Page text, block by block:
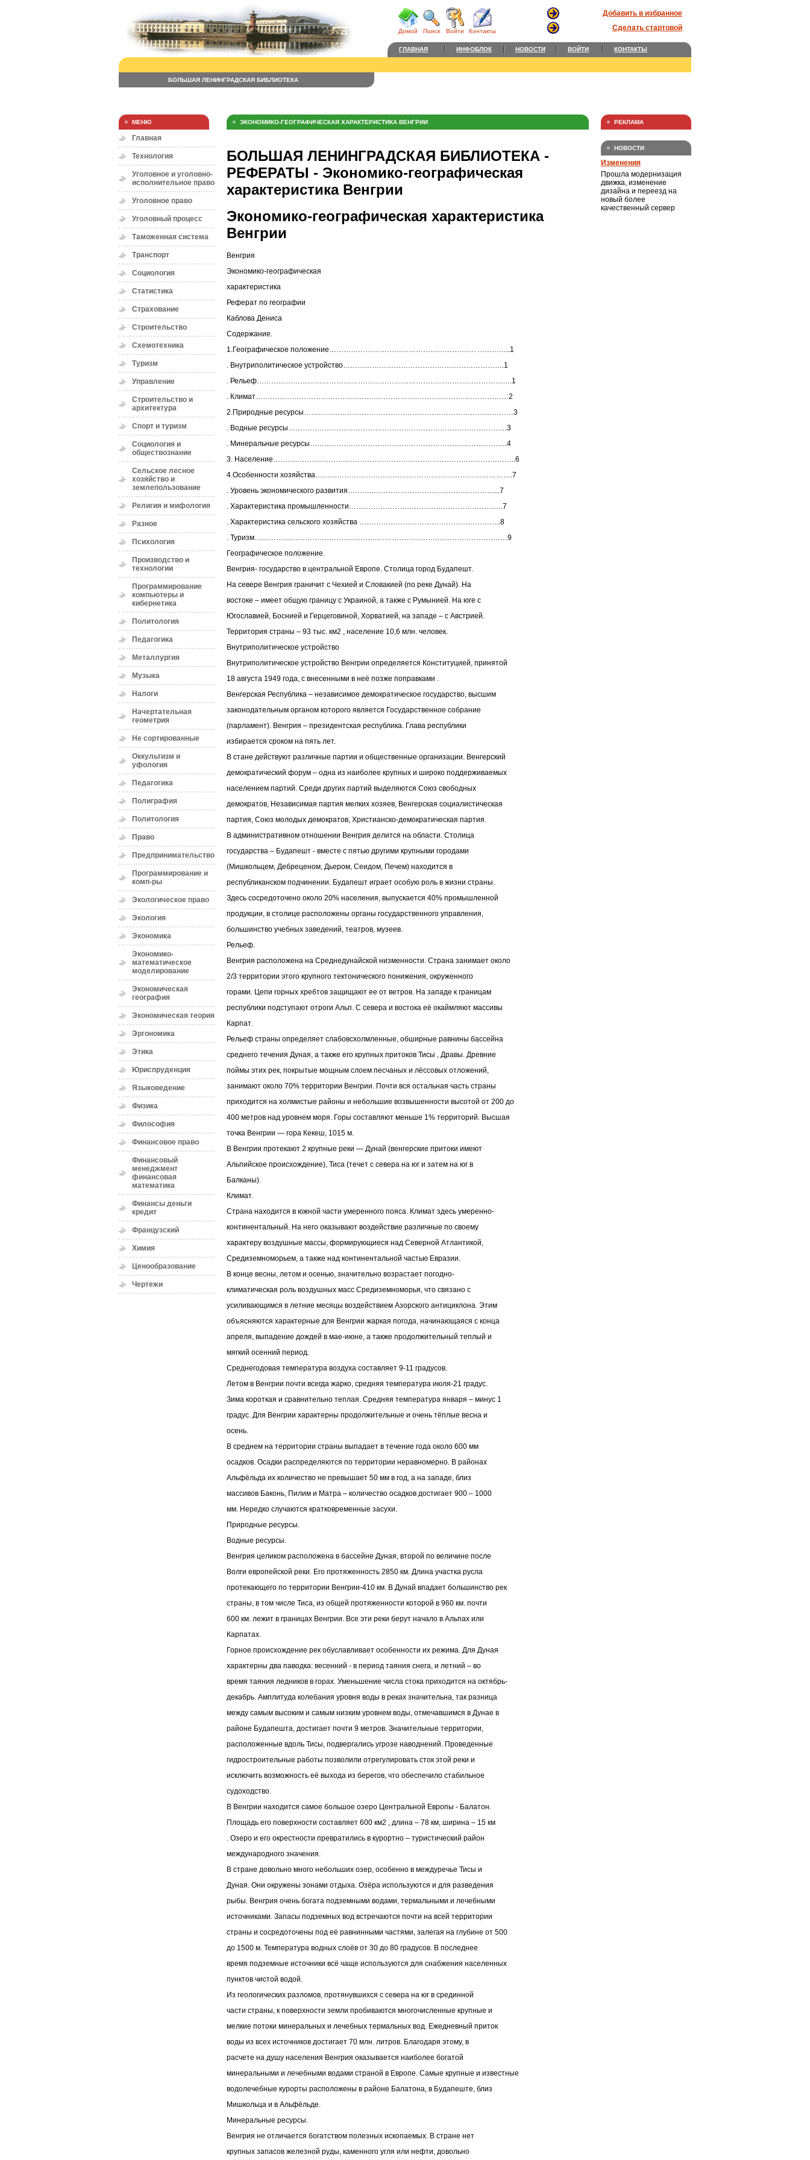
Домой Поиск Войти Контакты
Добавить в избранное
Сделать стартовой
ГЛАВНАЯ ИНФОБЛОК НОВОСТИ ВОЙТИ КОНТАКТЫ
БОЛЬШАЯ ЛЕНИНГРАДСКАЯ БИБЛИОТЕКА
МЕНЮ
Главная
Технология
Уголовное и уголовно-
исполнительное право
Уголовное право
Уголовный процесс
Таможенная система
Транспорт
Социология
Статистика
Страхование
Строительство
Схемотехника
Туризм
Управление
Строительство и
архитектура
Спорт и туризм
Социология и
обществознание
Сельское лесное
хозяйство и
землепользование
Религия и мифология
Разное
Психология
Производство и
технологии
Программирование
компьютеры и
кибернетика
Политология
Педагогика
Металлургия
Музыка
Налоги
Начертательная
геометрия
Не сортированные
Оккультизм и
уфология
Педагогика
Полиграфия
Политология
Право
Предпринимательство
Программирование и
комп-ры
Экологическое право
Экология
Экономика
Экономико-
математическое
моделирование
Экономическая
география
Экономическая теория
Эргономика
Этика
Юриспруденция
Языковедение
Физика
Философия
Финансовое право
Финансовый
менеджмент
финансовая
математика
Финансы деньги
кредит
Французский
Химия
Ценообразование
Чертежи
ЭКОНОМИКО-ГЕОГРАФИЧЕСКАЯ ХАРАКТЕРИСТИКА ВЕНГРИИ
БОЛЬШАЯ ЛЕНИНГРАДСКАЯ БИБЛИОТЕКА -
РЕФЕРАТЫ - Экономико-географическая
характеристика Венгрии
Экономико-географическая характеристика
Венгрии
Венгрия
Экономико-географическая
характеристика
Реферат по географии
Каблова Дениса
Содержание.
1.Географическое положение……………………………………………………. …………..1
. Внутриполитическое устройство………………………………………………………….1
. Рельеф…………………………………………………………………………………………….1
. Климат……………………………………………………………………………………………2
2.Природные ресурсы……………………………………………………………………………3
. Водные ресурсы……………………………………………………………………………….3
. Минеральные ресурсы……………………………………………………………………….4
3. Население………………………………………………………………………………………..6
4.Особенности хозяйства……………………………………………………………………….7
. Уровень экономического развития……….……………………………………………...7
. Характеристика промышленности……………………………………………………….7
. Характеристика сельского хозяйства …………………………………………………..8
. Туризм……………………………………………………………………………………………9
Географическое положение.
Венгрия- государство в центральной Европе. Столица город Будапешт.
На севере Венгрия граничит с Чехией и Словакией (по реке Дунай). На
востоке – имеет общую границу с Украиной, а также с Румынией. На юге с
Югославией, Боснией и Герцеговиной, Хорватией, на западе – с Австрией.
Территория страны – 93 тыс. км2 , население 10,6 млн. человек.
Внутриполитическое устройство
Внутриполитическое устройство Венгрии определяется Конституцией, принятой
18 августа 1949 года, с внесенными в неё позже поправками .
Венгерская Республика – независимое демократическое государство, высшим
законодательным органом которого является Государственное собрание
(парламент). Венгрия – президентская республика. Глава республики
избирается сроком на пять лет.
В стане действуют различные партии и общественные организации. Венгерский
демократический форум – одна из наиболее крупных и широко поддерживаемых
населением партий. Среди других партий выделяются Союз свободных
демократов, Независимая партия мелких хозяев, Венгерская социалистическая
партия, Союз молодых демократов, Христианско-демократическая партия.
В административном отношении Венгрия делится на области. Столица
государства – Будапешт - вместе с пятью другими крупными городами
(Мишкольцем, Дебреценом, Дьером, Сеидом, Печем) находится в
республиканском подчинении. Будапешт играет особую роль в жизни страны.
Здесь сосредоточено около 20% населения, выпускается 40% промышленной
продукции, в столице расположены органы государственного управления,
большинство учебных заведений, театров, музеев.
Рельеф.
Венгрия расположена на Среднедунайской низменности. Страна занимает около
2/3 территории этого крупного тектонического понижения, окруженного
горами. Цепи горных хребтов защищают ее от ветров. На западе к границам
республики подступают отроги Альп. С севера и востока её окаймляют массивы
Карпат.
Рельеф страны определяет слабовсхолмленные, обширные равнины бассейна
среднего течения Дуная, а также его крупных притоков Тисы , Дравы. Древние
поймы этих рек, покрытые мощным слоем песчаных и лёссовых отложений,
занимают около 70% территории Венгрии. Почти вся остальная часть страны
приходится на холмистые районы и небольшие возвышенности высотой от 200 до
400 метров над уровнем моря. Горы составляют меньше 1% территорий. Высшая
точка Венгрии — гора Кекеш, 1015 м.
В Венгрии протекают 2 крупные реки — Дунай (венгерские притоки имеют
Альпийское происхождение), Тиса (течет с севера на юг и затем на юг в
Балканы).
Климат.
Страна находится в южной части умеренного пояса. Климат здесь умеренно-
континентальный. На него оказывают воздействие различные по своему
характеру воздушные массы, формирующиеся над Северной Атлантикой,
Средиземноморьем, а также над континентальной частью Евразии.
В конце весны, летом и осенью, значительно возрастает погодно-
климатическая роль воздушных масс Средиземноморья, что связано с
усиливающимся в летние месяцы воздействием Азорского антициклона. Этим
объясняются характерные для Венгрии жаркая погода, начинающаяся с конца
апреля, выпадение дождей в мае-июне, а также продолжительный теплый и
мягкий осенний период.
Среднегодовая температура воздуха составляет 9-11 градусов.
Летом в Венгрии почти всегда жарко, средняя температура июля-21 градус.
Зима короткая и сравнительно теплая. Средняя температура января – минус 1
градус. Для Венгрии характерны продолжительные и очень тёплые весна и
осень.
В среднем на территории страны выпадает в течение года около 600 мм
осадков. Осадки распределяются по территории неравномерно. В районах
Альфёльда их количество не превышает 50 мм в год, а на западе, близ
массивов Баконь, Пилим и Матра – количество осадков достигает 900 – 1000
мм. Нередко случаются кратковременные засухи.
Природные ресурсы.
Водные ресурсы.
Венгрия целиком расположена в бассейне Дуная, второй по величине после
Волги европейской реки. Его протяженность 2850 км. Длина участка русла
протекающего по территории Венгрии-410 км. В Дунай впадает большинство рек
страны, в том числе Тиса, из общей протяженности которой в 960 км. почти
600 км. лежит в границах Венгрии. Все эти реки берут начало в Альпах или
Карпатах.
Горное происхождение рек обуславливает особенности их режима. Для Дуная
характерны два паводка: весенний - в период таяния снега, и летний – во
время таяния ледников в горах. Уменьшение числа стока приходится на октябрь-
декабрь. Амплитуда колебания уровня воды в реках значительна, так разница
между самым высоким и самым низким уровнем воды, отмечавшимся в Дунае в
районе Будапешта, достигает почти 9 метров. Значительные территории,
расположенные вдоль Тисы, подвергались угрозе наводнений. Проведенные
гидростроительные работы позволили отрегулировать сток этой реки и
исключить возможность её выхода из берегов, что обеспечило стабильное
судоходство.
В Венгрии находится самое большое озеро Центральной Европы - Балатон.
Площадь его поверхности составляет 600 км2 , длина – 78 км, ширина – 15 км
. Озеро и его окрестности превратились в курортно – туристический район
международного значения.
В стране довольно много небольших озер, особенно в междуречье Тисы и
Дуная. Они окружены зонами отдыха. Озёра используются и для разведения
рыбы. Венгрия очень богата подземными водами, термальными и лечебными
источниками. Запасы подземных вод встречаются почти на всей территории
страны и сосредоточены под её равнинными частями, залегая на глубине от 500
до 1500 м. Температура водных слоёв от 30 до 80 градусов. В последнее
время подземные источники всё чаще используются для снабжения населенных
пунктов чистой водой.
Из геологических разломов, протянувшихся с севера на юг в срединной
части страны, к поверхности земли пробиваются многочисленные крупные и
мелкие потоки минеральных и лечебных термальных вод. Ежедневный приток
воды из всех источников достигает 70 млн. литров. Благодаря этому, в
расчете на душу населения Венгрия оказывается наиболее богатой
минеральными и лечебными водами страной в Европе. Самые крупные и известные
водолечебные курорты расположены в районе Балатона, в Будапеште, близ
Мишкольца и в Альфёльде.
Минеральные ресурсы.
Венгрия не отличается богатством полезных ископаемых. В стране нет
крупных запасов железной руды, каменного угля или нефти, довольно
РЕКЛАМА
НОВОСТИ
Изменения
Прошла модернизация
движка, изменение
дизайна и переезд на
новый более
качественный сервер